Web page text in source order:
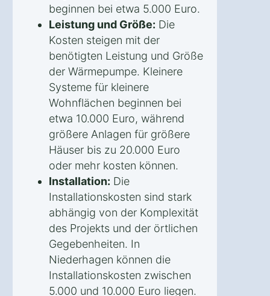
beginnen bei etwa 5.000 Euro.
Leistung und Größe: Die
Kosten steigen mit der
benötigten Leistung und Größe
der Wärmepumpe. Kleinere
Systeme für kleinere
Wohnflächen beginnen bei
etwa 10.000 Euro, während
größere Anlagen für größere
Häuser bis zu 20.000 Euro
oder mehr kosten können.
Installation: Die
Installationskosten sind stark
abhängig von der Komplexität
des Projekts und der örtlichen
Gegebenheiten. In
Niederhagen können die
Installationskosten zwischen
5.000 und 10.000 Euro liegen.